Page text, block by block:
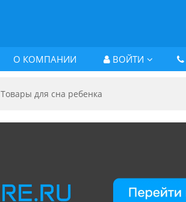
О КОМПАНИИ ВОЙТИ
Товары для сна ребенка